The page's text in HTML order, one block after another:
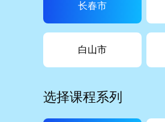
长春市
白山市
选择课程系列